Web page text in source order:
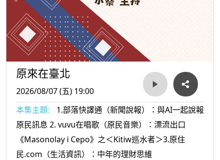
原來在臺北
2026/08/07 (五) 19:00
本集主題:
1.部落快譯通（新聞說報）：與AI一起說報
原民訊息 2. vuvu在唱歌（原民音樂）：漂流出口
《Masonolay i Cepo》之＜Kitiw巡水者＞3.原住
民.com（生活資訊）：中年的理財思維